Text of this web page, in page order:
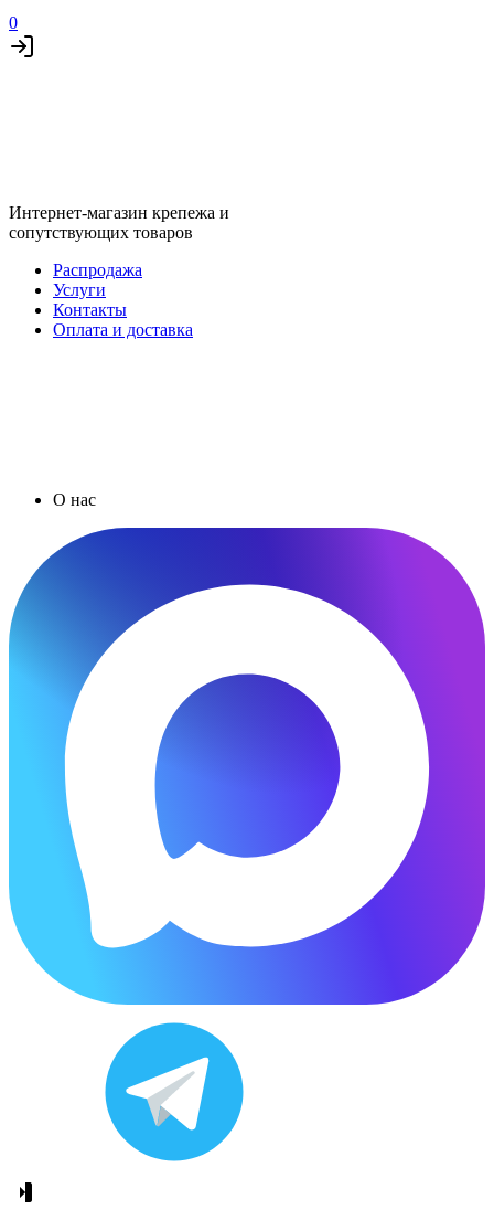
0
Интернет-магазин крепежа и
сопутствующих товаров
Распродажа
Услуги
Контакты
Оплата и доставка
О нас